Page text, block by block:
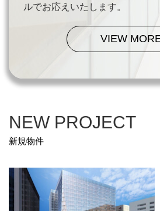
ルでお応えいたします。
VIEW
NEW PROJECT